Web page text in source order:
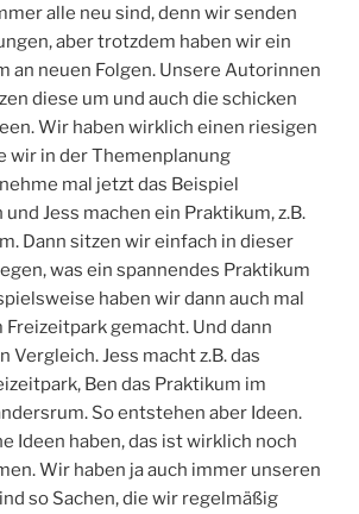
alle neu sind, denn wir senden
aber trotzdem haben wir ein
an neuen Folgen. Unsere Autorinnen
diese um und auch die schicken
Wir haben wirklich einen riesigen
wir in der Themenplanung
mal jetzt das Beispiel
und Jess machen ein Praktikum, z.B.
Dann sitzen wir einfach in dieser
was ein spannendes Praktikum
haben wir dann auch mal
gemacht. Und dann
Vergleich. Jess macht z.B. das
Ben das Praktikum im
So entstehen aber Ideen.
Ideen haben, das ist wirklich noch
Wir haben ja auch immer unseren
so Sachen, die wir regelmäßig